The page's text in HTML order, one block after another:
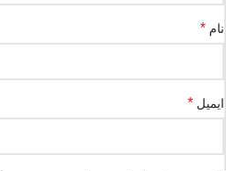
نام *
ایمیل *